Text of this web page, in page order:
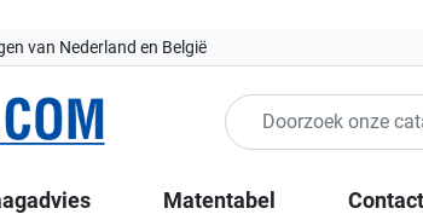
van Nederland en België
Matentabel Contact